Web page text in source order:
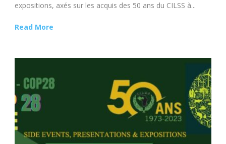
expositions, axés sur les acquis des 50 ans du CILSS à...
Read More